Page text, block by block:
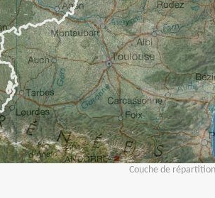
Couche de